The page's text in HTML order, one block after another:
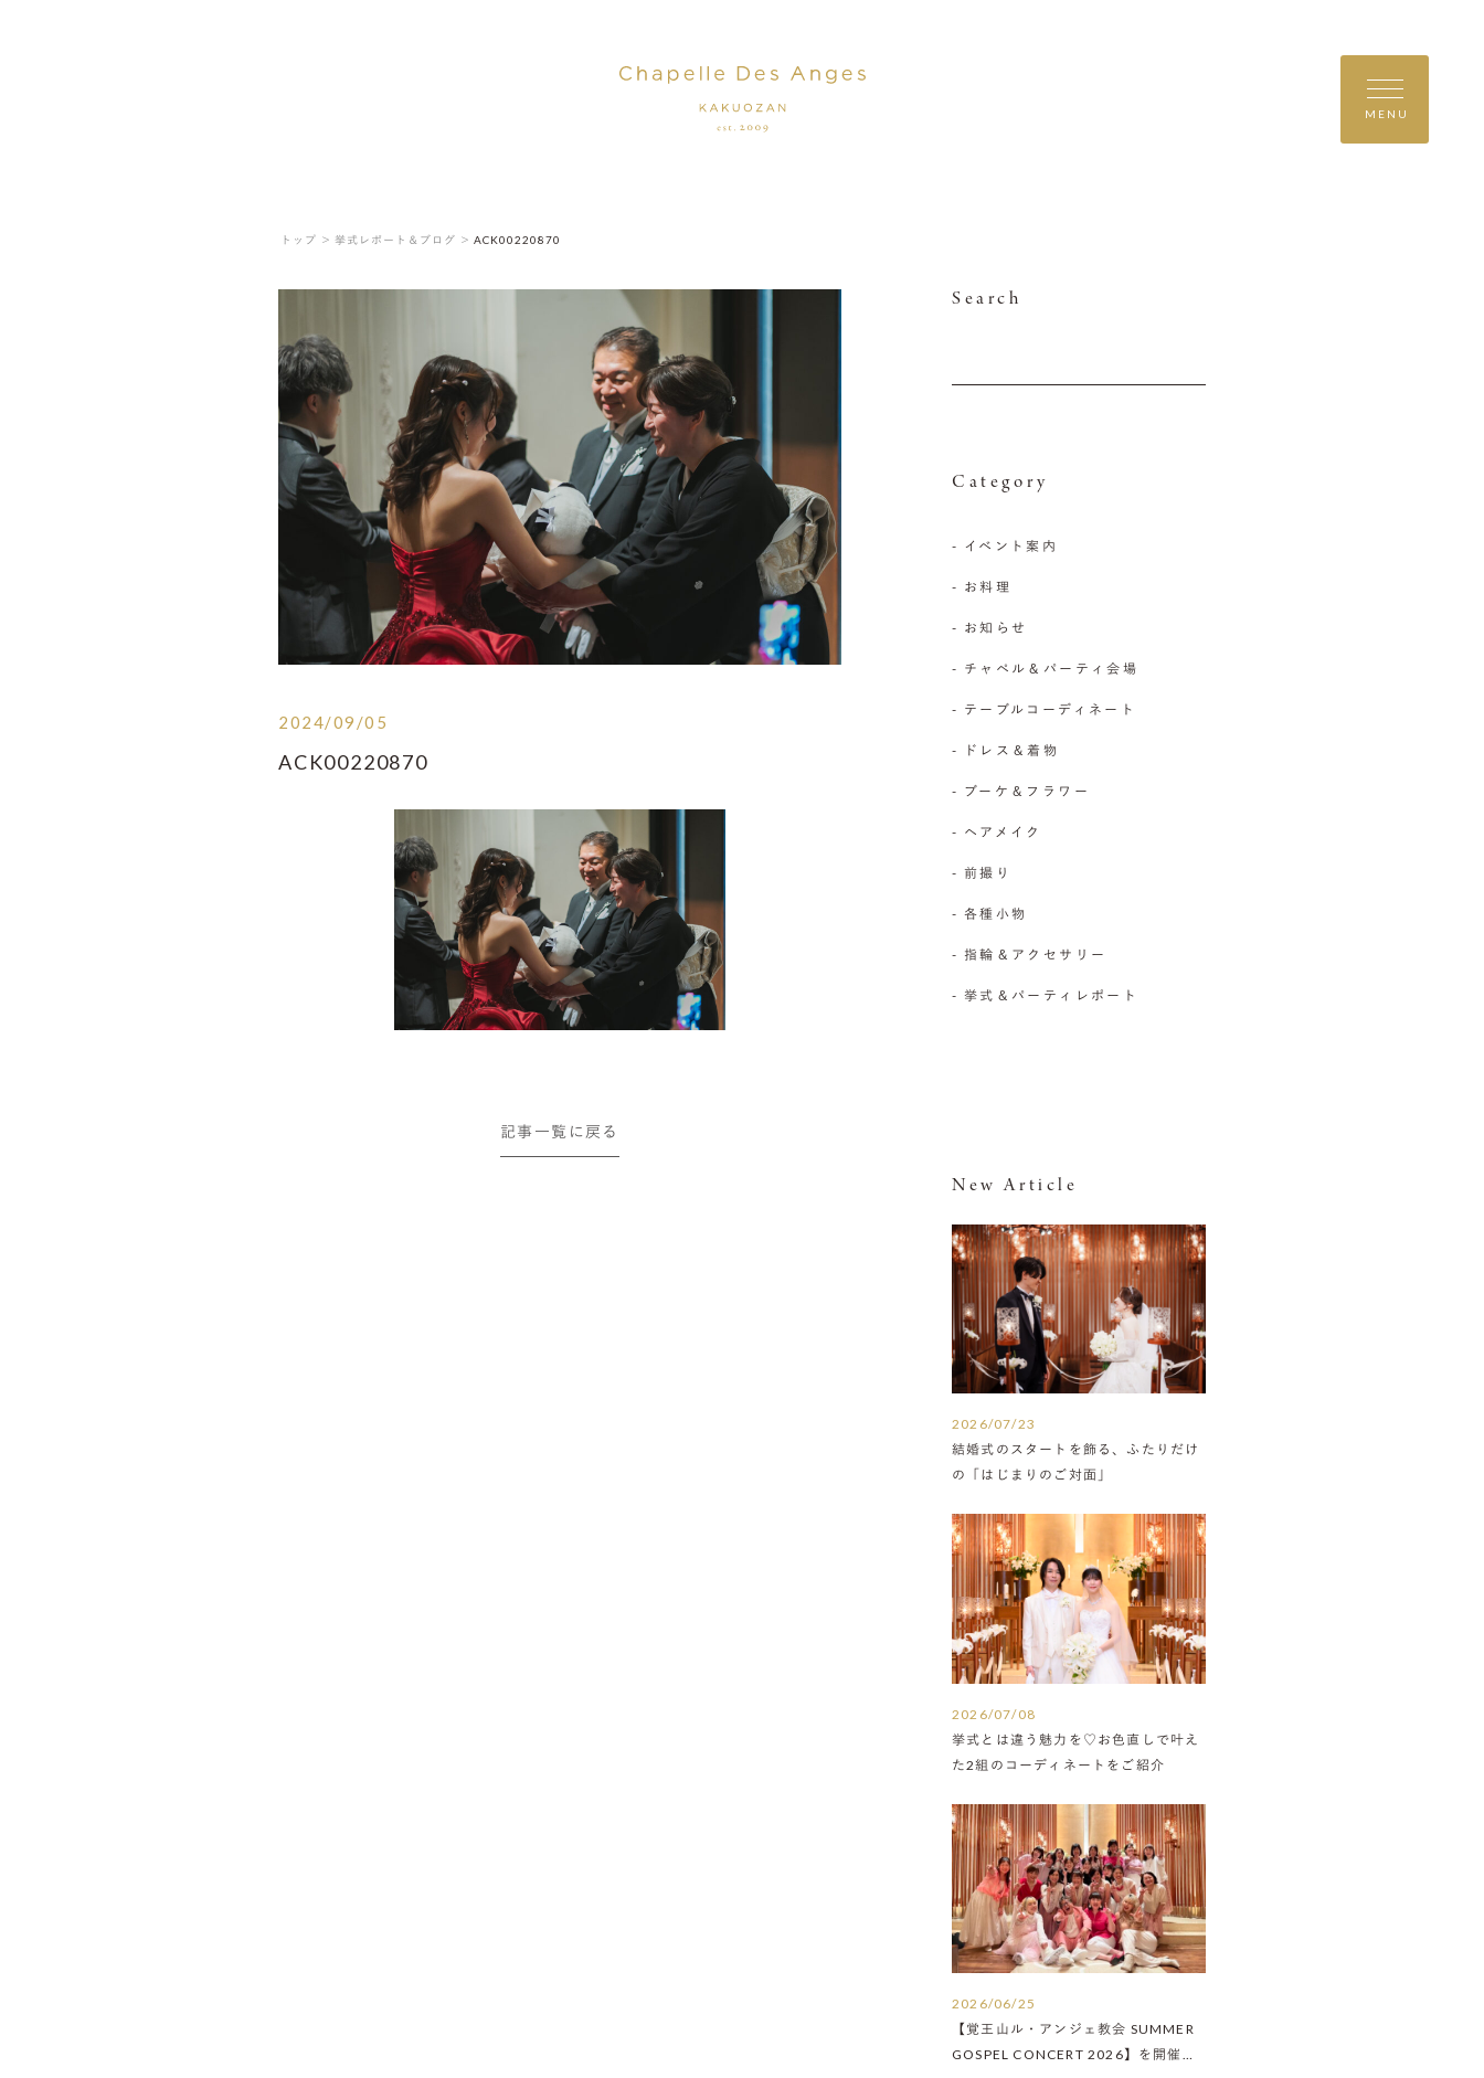
MENU
トップ ＞ 挙式レポート＆ブログ ＞ ACK00220870
2024/09/05
ACK00220870
記事一覧に戻る
Search
Category
- イベント案内
- お料理
- お知らせ
- チャペル＆パーティ会場
- テーブルコーディネート
- ドレス＆着物
- ブーケ＆フラワー
- ヘアメイク
- 前撮り
- 各種小物
- 指輪＆アクセサリー
- 挙式＆パーティレポート
New Article
2026/07/23
結婚式のスタートを飾る、ふたりだけ
の「はじまりのご対面」
2026/07/08
挙式とは違う魅力を♡お色直しで叶え
た2組のコーディネートをご紹介
2026/06/25
【覚王山ル・アンジェ教会 SUMMER
GOSPEL CONCERT 2026】を開催い